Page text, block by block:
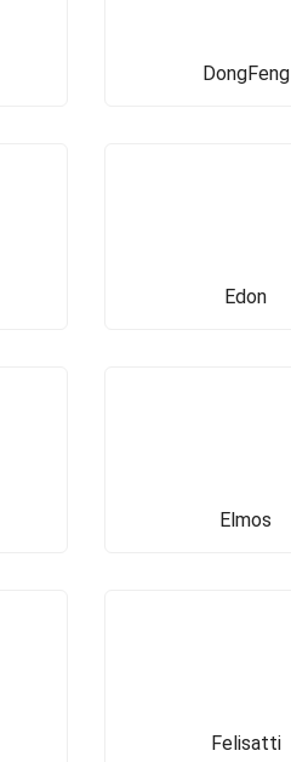
DongFeng
Edon
Elmos
Felisatti